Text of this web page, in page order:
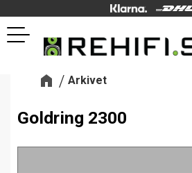
Meny
Arkivet
Goldring 2300